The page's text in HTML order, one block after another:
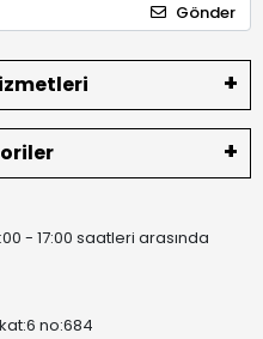
Gönder
- 17:00 saatleri arasında
no:684